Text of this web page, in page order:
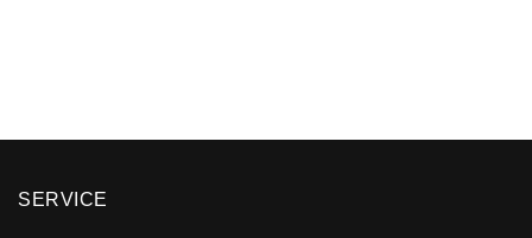
SERVICE